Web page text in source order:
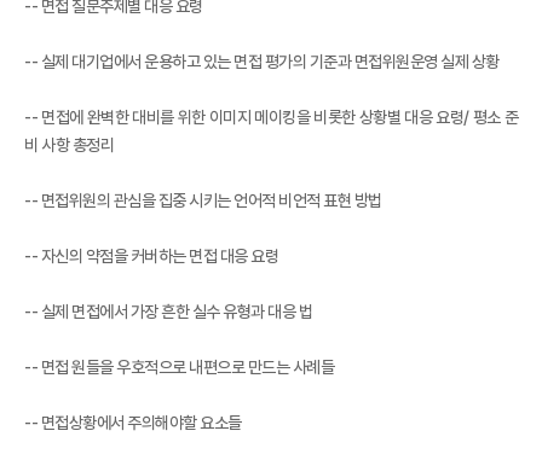
-- 면접 질문주제별 대응 요령
-- 실제 대기업에서 운용하고 있는 면접 평가의 기준과 면접위원운영 실제 상황
-- 면접에 완벽한 대비를 위한 이미지 메이킹을 비롯한 상황별 대응 요령/ 평소 준
비 사항 총정리
-- 면접위원의 관심을 집중 시키는 언어적 비언적 표현 방법
-- 자신의 약점을 커버하는 면접 대응 요령
-- 실제 면접에서 가장 흔한 실수 유형과 대응 법
-- 면접 원들을 우호적으로 내편으로 만드는 사례들
-- 면접상황에서 주의해야할 요소들